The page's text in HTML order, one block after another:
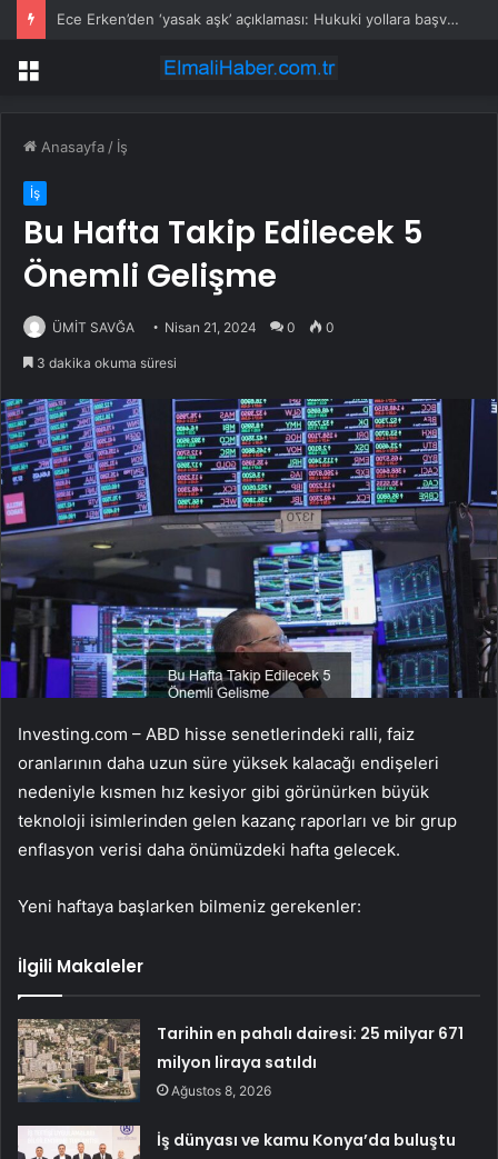
Ece Erken’den ‘yasak aşk’ açıklaması: Hukuki yollara başvuruyor
Menü
Anasayfa / İş
İş
Bu Hafta Takip Edilecek 5
Önemli Gelişme
ÜMİT SAVĞA Nisan 21, 2024 0 0
3 dakika okuma süresi
Investing.com – ABD hisse senetlerindeki ralli, faiz
oranlarının daha uzun süre yüksek kalacağı endişeleri
nedeniyle kısmen hız kesiyor gibi görünürken büyük
teknoloji isimlerinden gelen kazanç raporları ve bir grup
enflasyon verisi daha önümüzdeki hafta gelecek.
Yeni haftaya başlarken bilmeniz gerekenler:
İlgili Makaleler
Tarihin en pahalı dairesi: 25 milyar 671
milyon liraya satıldı
Ağustos 8, 2026
İş dünyası ve kamu Konya’da buluştu